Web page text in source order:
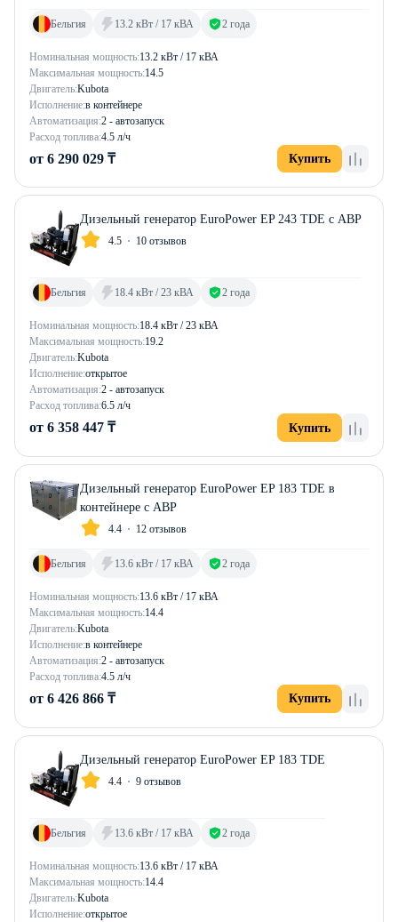
Номинальная мощность:13.2 кВт / 17 кВА
Максимальная мощность:14.5
Двигатель:Kubota
Исполнение:в контейнере
Автоматизация:2 - автозапуск
Расход топлива:4.5 л/ч
Бельгия 13.2 кВт / 17 кВА 2 года
от 6 290 029 ₸ Купить
Дизельный генератор EuroPower EP 243 TDE с АВР
4.5 10 отзывов
Номинальная мощность:18.4 кВт / 23 кВА
Максимальная мощность:19.2
Двигатель:Kubota
Исполнение:открытое
Автоматизация:2 - автозапуск
Расход топлива:6.5 л/ч
Бельгия 18.4 кВт / 23 кВА 2 года
от 6 358 447 ₸ Купить
Дизельный генератор EuroPower EP 183 TDE в
контейнере с АВР
4.4 12 отзывов
Номинальная мощность:13.6 кВт / 17 кВА
Максимальная мощность:14.4
Двигатель:Kubota
Исполнение:в контейнере
Автоматизация:2 - автозапуск
Расход топлива:4.5 л/ч
Бельгия 13.6 кВт / 17 кВА 2 года
от 6 426 866 ₸ Купить
Дизельный генератор EuroPower EP 183 TDE
4.4 9 отзывов
Номинальная мощность:13.6 кВт / 17 кВА
Максимальная мощность:14.4
Двигатель:Kubota
Исполнение:открытое
Бельгия 13.6 кВт / 17 кВА 2 года